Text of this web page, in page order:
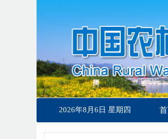
2026年8月6日 星期四